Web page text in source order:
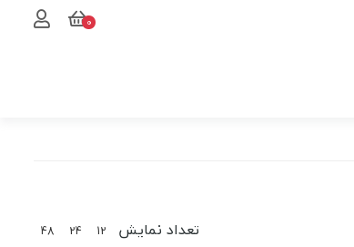
0
تعداد نمایش 12
24
48